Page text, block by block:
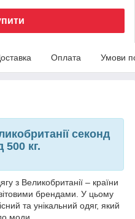
Оплата Умови
секонд
500 кг.
з Великобританії – країни
брендами. У цьому
та унікальний одяг, який